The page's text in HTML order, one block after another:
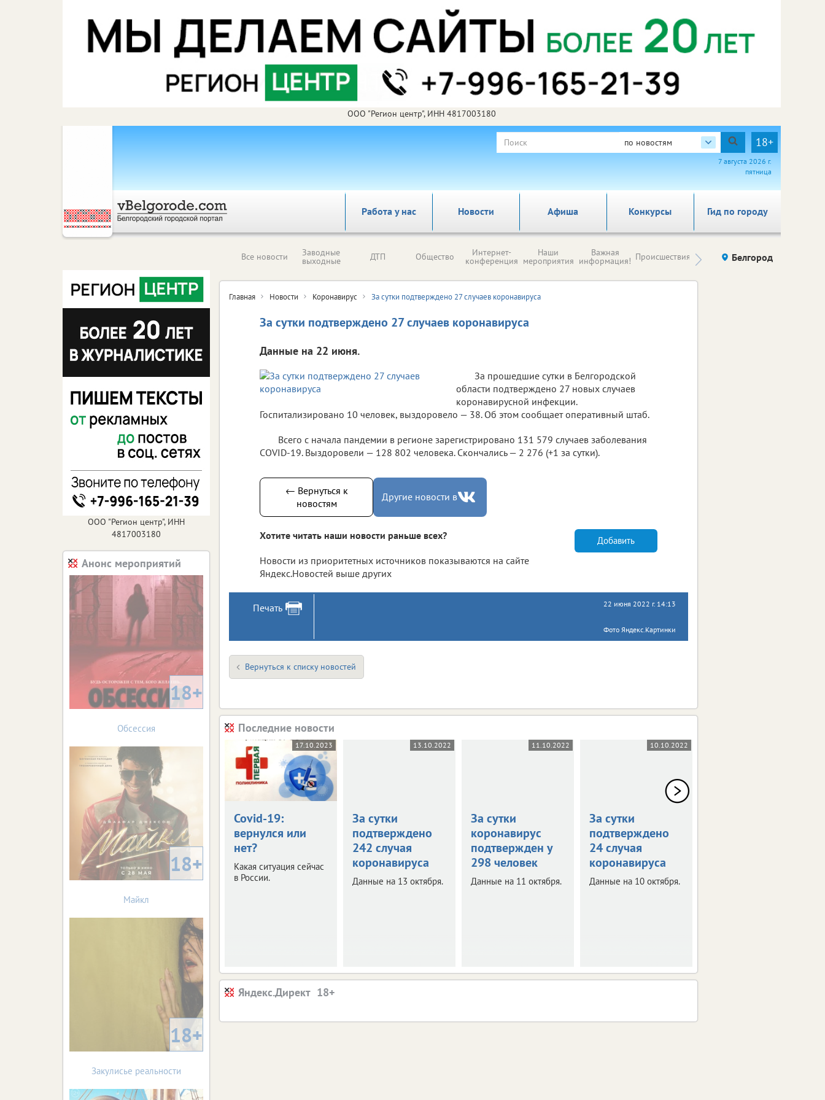
ООО "Регион центр", ИНН 4817003180
по новостям 18+
7 августа 2026 г.
пятница
Работа у нас Новости Афиша Гид по городу
Конкурсы
Все новости Заводные
выходные ДТП Общество Интернет-
конференция
Наши
мероприятия
Важная
информация! Происшествия Здоровье компаний (на
правах
Белгород
Главная Новости Коронавирус За сутки подтверждено 27 случаев коронавируса
За сутки подтверждено 27 случаев коронавируса
Данные на 22 июня.
За прошедшие сутки в Белгородской
области подтверждено 27 новых случаев
коронавирусной инфекции.
Госпитализировано 10 человек, выздоровело — 38. Об этом сообщает оперативный штаб.
Всего с начала пандемии в регионе зарегистрировано 131 579 случаев заболевания
COVID-19. Выздоровели — 128 802 человека. Скончались — 2 276 (+1 за сутки).
← Вернуться к
новостям
Другие новости в
Хотите читать наши новости раньше всех?
Новости из приоритетных источников показываются на сайте
Яндекс.Новостей выше других
Добавить
Печать 22 июня 2022 г. 14:13
Фото Яндекс.Картинки
Вернуться к списку новостей
Последние новости
17.10.2023
Covid-19:
вернулся или
нет?
Какая ситуация сейчас
в России.
13.10.2022
За сутки
подтверждено
242 случая
коронавируса
Данные на 13 октября.
11.10.2022
За сутки
коронавирус
подтвержден у
298 человек
Данные на 11 октября.
10.10.2022
За сутки
подтверждено
24 случая
коронавируса
Данные на 10 октября.
Яндекс.Директ
ООО "Регион центр", ИНН
4817003180
Анонс мероприятий
18+
Обсессия
18+
Майкл
18+
Закулисье реальности